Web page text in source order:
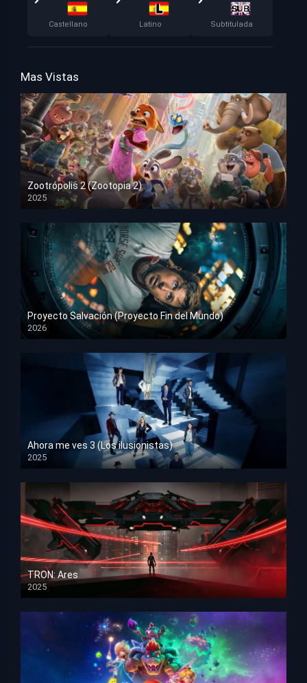
Castellano Latino Subtitulada
Mas Vistas
Zootrópolis 2 (Zootopia 2)
2025
HD 1080p
Proyecto Salvación (Proyecto Fin del Mundo)
2026
HD 1080p
Ahora me ves 3 (Los ilusionistas)
2025
HD 1080p
TRON: Ares
2025
HD 1080p